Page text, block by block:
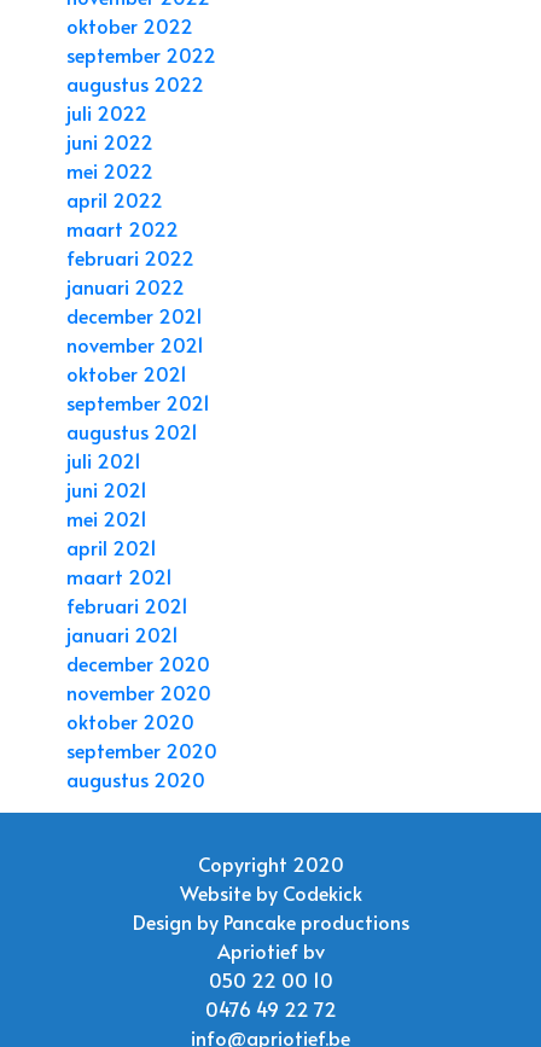
oktober 2022
september 2022
augustus 2022
juli 2022
juni 2022
mei 2022
april 2022
maart 2022
februari 2022
januari 2022
december 2021
november 2021
oktober 2021
september 2021
augustus 2021
juli 2021
juni 2021
mei 2021
april 2021
maart 2021
februari 2021
januari 2021
december 2020
november 2020
oktober 2020
september 2020
augustus 2020
Copyright 2020
Website by Codekick
Design by Pancake productions
Apriotief bv
050 22 00 10
0476 49 22 72
info@apriotief.be